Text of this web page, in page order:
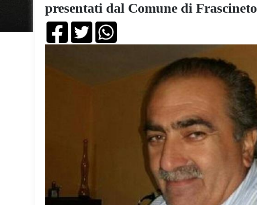
presentati dal Comune di Frascineto